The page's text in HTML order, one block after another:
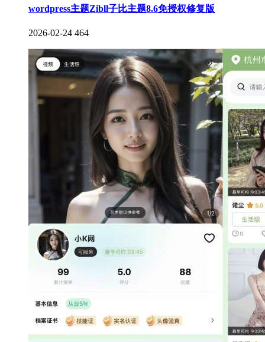
wordpress主题Zibll子比主题8.6免授权修复版
2026-02-24 464